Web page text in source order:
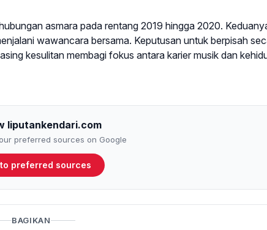
asmara pada rentang 2019 hingga 2020.
wawancara bersama. Keputusan untuk berpisah
kesulitan membagi fokus antara karier musik dan
liputankendari.com
preferred sources on Google
preferred sources
BAGIKAN